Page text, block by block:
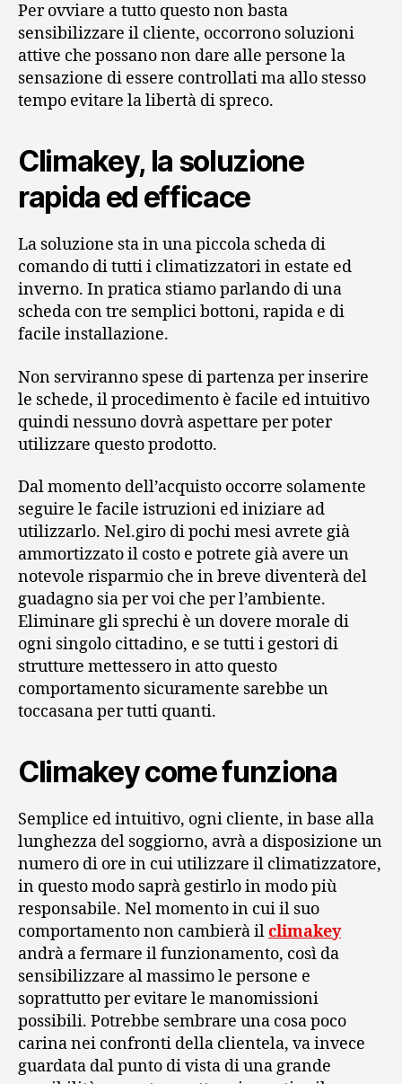
Per ovviare a tutto questo non basta
sensibilizzare il cliente, occorrono soluzioni
attive che possano non dare alle persone la
sensazione di essere controllati ma allo stesso
tempo evitare la libertà di spreco.
Climakey, la soluzione
rapida ed efficace
La soluzione sta in una piccola scheda di
comando di tutti i climatizzatori in estate ed
inverno. In pratica stiamo parlando di una
scheda con tre semplici bottoni, rapida e di
facile installazione.
Non serviranno spese di partenza per inserire
le schede, il procedimento è facile ed intuitivo
quindi nessuno dovrà aspettare per poter
utilizzare questo prodotto.
Dal momento dell’acquisto occorre solamente
seguire le facile istruzioni ed iniziare ad
utilizzarlo. Nel.giro di pochi mesi avrete già
ammortizzato il costo e potrete già avere un
notevole risparmio che in breve diventerà del
guadagno sia per voi che per l’ambiente.
Eliminare gli sprechi è un dovere morale di
ogni singolo cittadino, e se tutti i gestori di
strutture mettessero in atto questo
comportamento sicuramente sarebbe un
toccasana per tutti quanti.
Climakey come funziona
Semplice ed intuitivo, ogni cliente, in base alla
lunghezza del soggiorno, avrà a disposizione un
numero di ore in cui utilizzare il climatizzatore,
in questo modo saprà gestirlo in modo più
responsabile. Nel momento in cui il suo
comportamento non cambierà ilclimakey
andrà a fermare il funzionamento, così da
sensibilizzare al massimo le persone e
soprattutto per evitare le manomissioni
possibili. Potrebbe sembrare una cosa poco
carina nei confronti della clientela, va invece
guardata dal punto di vista di una grande